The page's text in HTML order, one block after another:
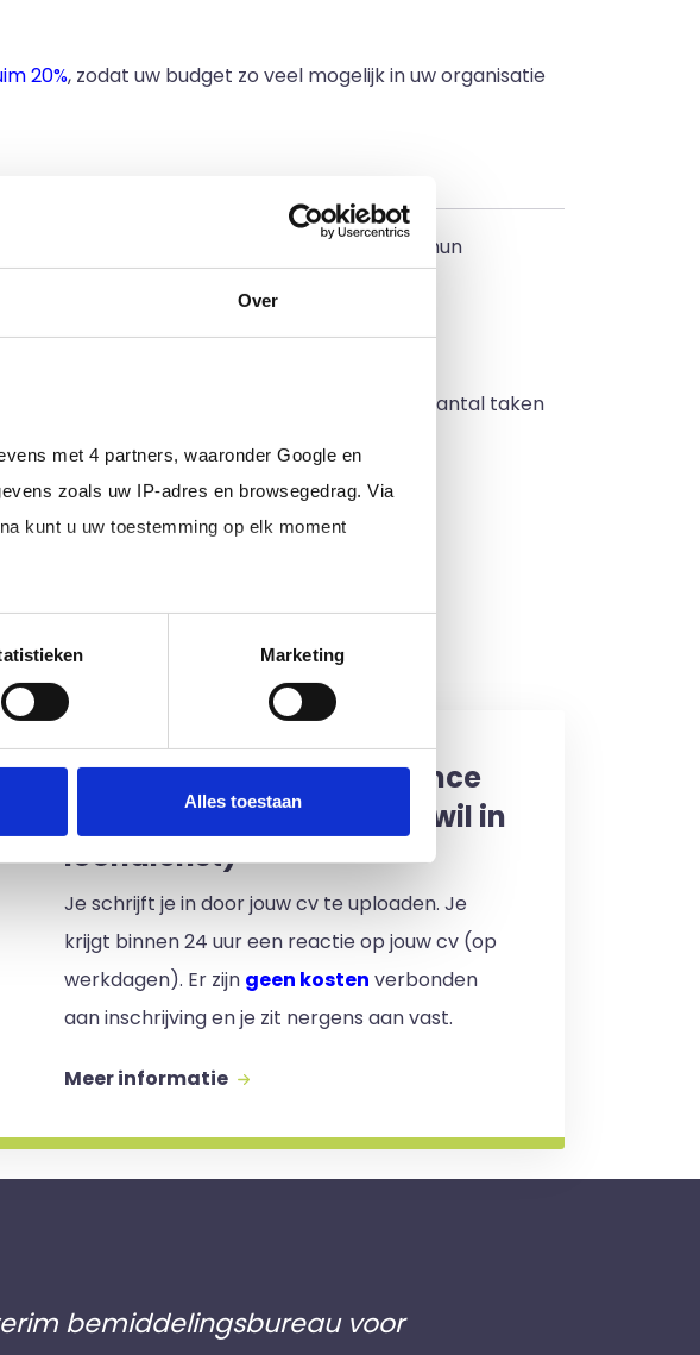
Over
met 4 partners, waaronder Google en
zoals uw IP-adres en browsegedrag. Via
kunt u uw toestemming op elk moment
Marketing
Alles toestaan
20%, zodat uw budget zo veel mogelijk in uw organisatie
dan anderen afhankelijk van de kwaliteit van hun
Begeleider EMB
verschillen. Hieronder staan een aantal taken
uitvoer(d)en:
Ik ben een interim, freelance
of ZZP professional (of ik wil in
loondienst)
Je schrijft je in door jouw cv te uploaden. Je
krijgt binnen 24 uur een reactie op jouw cv (op
werkdagen). Er zijn geen kosten verbonden
aan inschrijving en je zit nergens aan vast.
Meer informatie
bemiddelingsbureau voor